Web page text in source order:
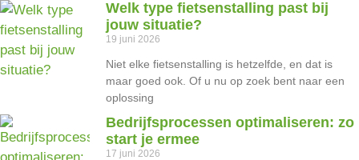
Welk type fietsenstalling past bij
jouw situatie?
19 juni 2026
Niet elke fietsenstalling is hetzelfde, en dat is
maar goed ook. Of u nu op zoek bent naar een
oplossing
Bedrijfsprocessen optimaliseren: zo
start je ermee
17 juni 2026